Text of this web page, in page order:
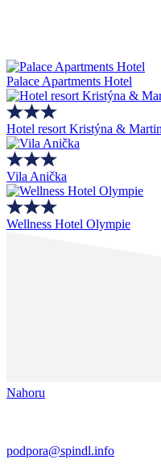
Palace Apartments Hotel
Hotel resort Kristýna & Martin
Vila Anička
Wellness Hotel Olympie
Nahoru
podpora@spindl.info